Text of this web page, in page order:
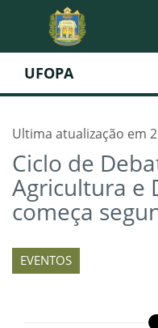
UFOPA
Ultima atualização em
Ciclo de
Agricultura e
começa
EVENTOS